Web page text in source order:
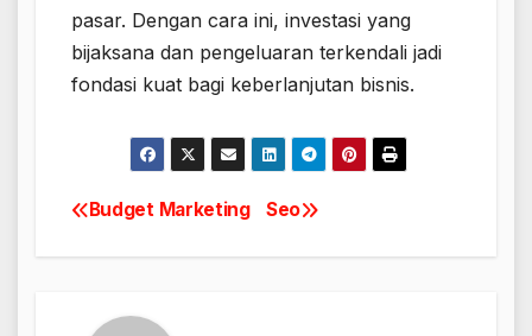
pasar. Dengan cara ini, investasi yang
bijaksana dan pengeluaran terkendali jadi
fondasi kuat bagi keberlanjutan bisnis.
Navigasi
pos
Seo
Budget Marketing